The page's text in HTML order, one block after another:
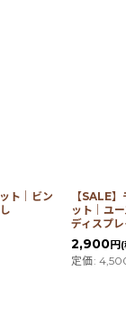
ト｜ビン
【SALE
ット｜ユ
ディスプ
2,900円(
定価: